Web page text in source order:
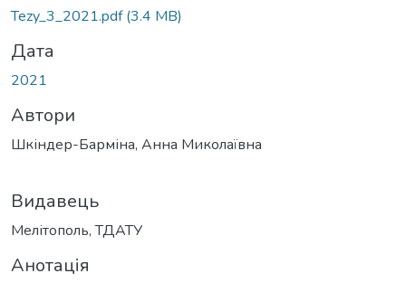
Tezy_3_2021.pdf(3.4 MB)
Дата
2021
Автори
Шкіндер-Барміна, Анна Миколаївна
Видавець
Мелітополь, ТДАТУ
Анотація